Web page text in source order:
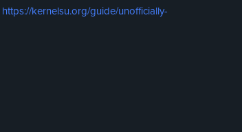
https://kernelsu.org/guide/unofficially-